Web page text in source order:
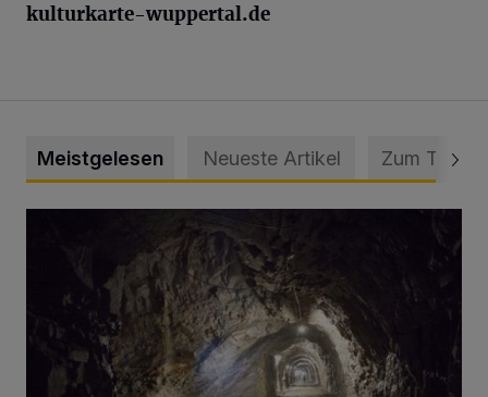
kulturkarte-wuppertal.de
Meistgelesen Neueste Artikel Zum Thema